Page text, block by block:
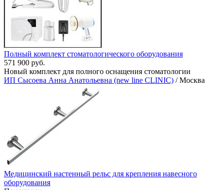
Полный комплект стоматологического оборудования
571 900 руб.
Новый комплект для полного оснащения стоматологии
ИП Сысоева Анна Анатольевна (new line CLINIC) / Москва
Медицинский настенный рельс для крепления навесного
оборудования